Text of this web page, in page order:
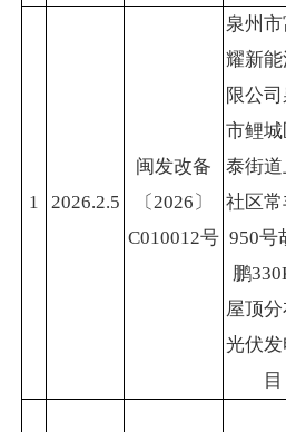
1 2026.2.5
闽发改备
〔2026〕
C010012号
泉州
耀新
限公司
市鲤城
泰街
社区
950号
鹏
屋顶
光伏
目